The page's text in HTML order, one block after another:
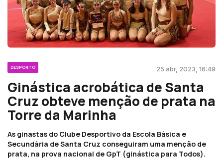
DESPORTO 25 abr, 2023, 16:49
Ginástica acrobática de Santa
Cruz obteve menção de prata na
Torre da Marinha
As ginastas do Clube Desportivo da Escola Básica e
Secundária de Santa Cruz conseguiram uma menção de
prata, na prova nacional de GpT (ginástica para Todos).